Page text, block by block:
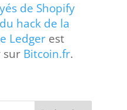
de Shopify
hack de la
Ledgerest
sur Bitcoin.fr.